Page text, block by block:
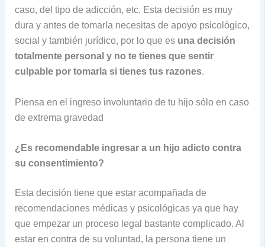
caso, del tipo de adicción, etc. Esta decisión es muy
dura y antes de tomarla necesitas de apoyo psicológico,
social y también jurídico, por lo que es una decisión
totalmente personal y no te tienes que sentir
culpable por tomarla si tienes tus razones.
Piensa en el ingreso involuntario de tu hijo sólo en caso
de extrema gravedad
¿Es recomendable ingresar a un hijo adicto contra
su consentimiento?
Esta decisión tiene que estar acompañada de
recomendaciones médicas y psicológicas ya que hay
que empezar un proceso legal bastante complicado. Al
estar en contra de su voluntad, la persona tiene un